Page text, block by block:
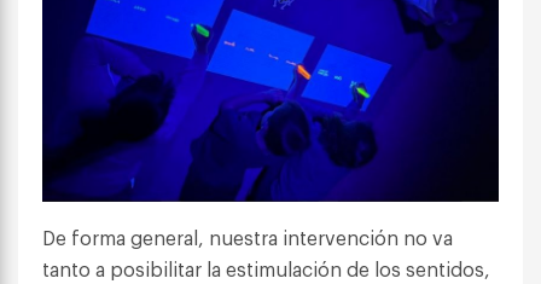
De forma general, nuestra intervención no va
tanto a posibilitar la estimulación de los sentidos,